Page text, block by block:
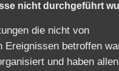
nicht durchgeführt
die nicht von
Ereignissen betroffen
und haben